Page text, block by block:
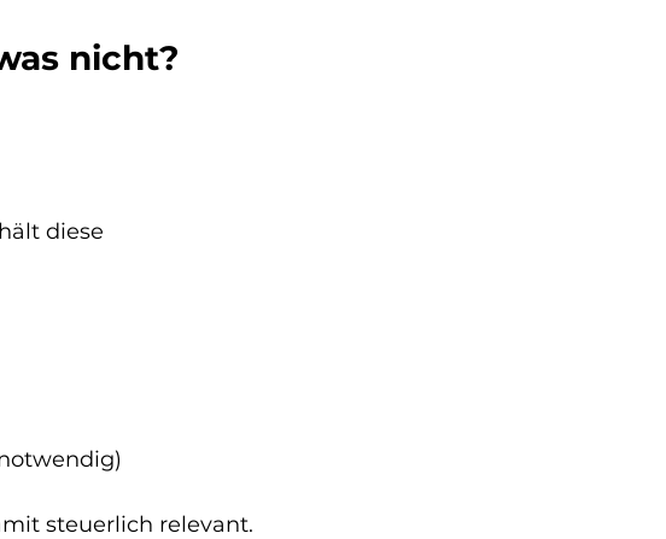
nicht?
diese
steuerlich relevant.